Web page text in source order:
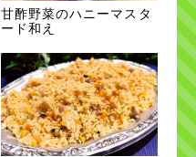
甘酢野菜のハニーマスタ
ード和え